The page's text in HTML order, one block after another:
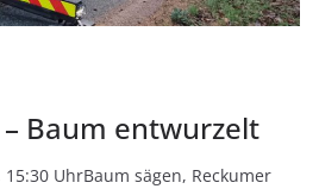
Baum entwurzelt
15:30 UhrBaum sägen, Reckumer